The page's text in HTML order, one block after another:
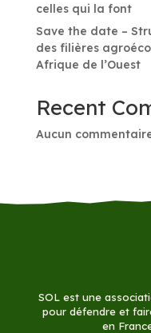
celles qui la font
Save the date –
des filières
Afrique de l’Ouest
Recent
Aucun
SOL est une
pour défendre et
en